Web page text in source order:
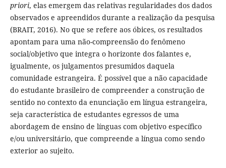
priori, elas emergem das relativas regularidades dos dados
observados e apreendidos durante a realização da pesquisa
(BRAIT, 2016). No que se refere aos óbices, os resultados
apontam para uma não-compreensão do fenômeno
social/objetivo que integra o horizonte dos falantes e,
igualmente, os julgamentos presumidos daquela
comunidade estrangeira. É possível que a não capacidade
do estudante brasileiro de compreender a construção de
sentido no contexto da enunciação em língua estrangeira,
seja característica de estudantes egressos de uma
abordagem de ensino de línguas com objetivo específico
e/ou universitário, que compreende a língua como sendo
exterior ao sujeito.